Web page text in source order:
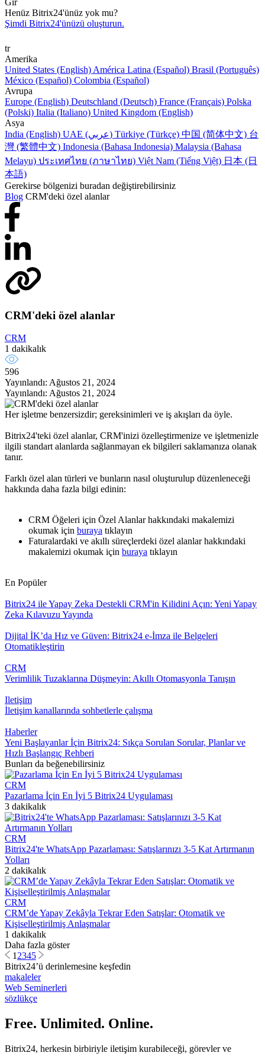
Gir
Henüz Bitrix24'ünüz yok mu?
Şimdi Bitrix24'ünüzü oluşturun.
tr
Amerika
United States (English) América Latina (Español) Brasil (Português)
México (Español) Colombia (Español)
Avrupa
Europe (English) Deutschland (Deutsch) France (Français) Polska
(Polski) Italia (Italiano) United Kingdom (English)
Asya
India (English)
UAE (عربي) Türkiye (Türkçe) 中国 (简体中文) 台
灣 (繁體中文) Indonesia (Bahasa Indonesia) Malaysia (Bahasa
Melayu) ประเทศไทย (ภาษาไทย) Việt Nam (Tiếng Việt) 日本 (日
本語)
Gerekirse bölgenizi buradan değiştirebilirsiniz
Blog CRM'deki özel alanlar
CRM'deki özel alanlar
CRM
1 dakikalık
596
Yayınlandı: Ağustos 21, 2024
Yayınlandı: Ağustos 21, 2024
Her işletme benzersizdir; gereksinimleri ve iş akışları da öyle.
Bitrix24'teki özel alanlar, CRM'inizi özelleştirmenize ve işletmenizle
ilgili standart alanlarda sağlanmayan ek bilgileri saklamanıza olanak
tanır.
Farklı özel alan türleri ve bunların nasıl oluşturulup düzenleneceği
hakkında daha fazla bilgi edinin:
CRM Öğeleri için Özel Alanlar hakkındaki makalemizi
okumak için buraya tıklayın
Faturalardaki ve akıllı süreçlerdeki özel alanlar hakkındaki
makalemizi okumak için buraya tıklayın
En Popüler
Bitrix24 ile Yapay Zeka Destekli CRM'in Kilidini Açın: Yeni Yapay
Zeka Kılavuzu Yayında
Dijital İK’da Hız ve Güven: Bitrix24 e-İmza ile Belgeleri
Otomatikleştirin
CRM
Verimlilik Tuzaklarına Düşmeyin: Akıllı Otomasyonla Tanışın
Iletişim
İletişim kanallarında sohbetlerle çalışma
Haberler
Yeni Başlayanlar İçin Bitrix24: Sıkça Sorulan Sorular, Planlar ve
Hızlı Başlangıç Rehberi
Bunları da beğenebilirsiniz
CRM
Pazarlama İçin En İyi 5 Bitrix24 Uygulaması
3 dakikalık
CRM
Bitrix24'te WhatsApp Pazarlaması: Satışlarınızı 3-5 Kat Artırmanın
Yolları
2 dakikalık
CRM
CRM’de Yapay Zekâyla Tekrar Eden Satışlar: Otomatik ve
Kişiselleştirilmiş Anlaşmalar
1 dakikalık
Daha fazla göster
12345
Bitrix24’ü derinlemesine keşfedin
makaleler
Web Seminerleri
sözlükçe
Free. Unlimited. Online.
Bitrix24, herkesin birbiriyle iletişim kurabileceği, görevler ve